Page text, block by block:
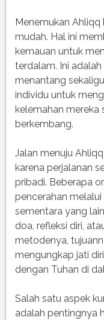
Menemukan
mudah. Hal ini
kemauan untuk
terdalam. Ini
menantang
individu untuk
kelemahan mereka
berkembang.
Jalan menuju
karena perjalanan
pribadi. Beberapa
pencerahan
sementara yang
doa, refleksi diri,
metodenya,
mengungkap jati
dengan Tuhan di
Salah satu aspek
adalah pentingnya